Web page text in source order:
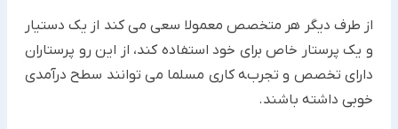
از طرف دیگر هر متخصص معمولا سعی می کند از یک دستیار
و یک پرستار خاص برای خود استفاده کند، از این رو پرستاران
دارای تخصص و تجربه کاری مسلما می توانند سطح درآمدی
خوبی داشته باشند.